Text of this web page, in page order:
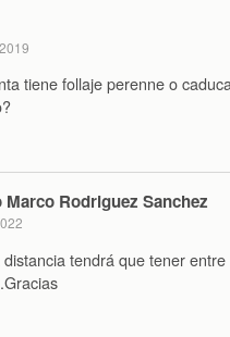
tiene follaje perenne o
Rodriguez Sanchez
distancia tendrá que tener entre